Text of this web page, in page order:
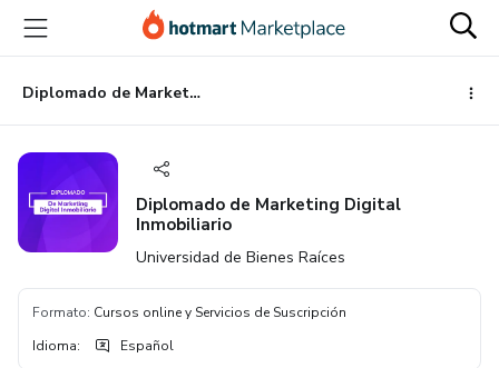
principal
página
de
página
Diplomado de Marketing Digital Inmobiliario
Diplomado de Marketing Digital
Inmobiliario
Universidad de Bienes Raíces
Formato: Cursos online y Servicios de Suscripción
Idioma: Español